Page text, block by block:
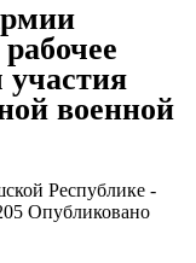
участия
военной
Республике -
Опубликовано